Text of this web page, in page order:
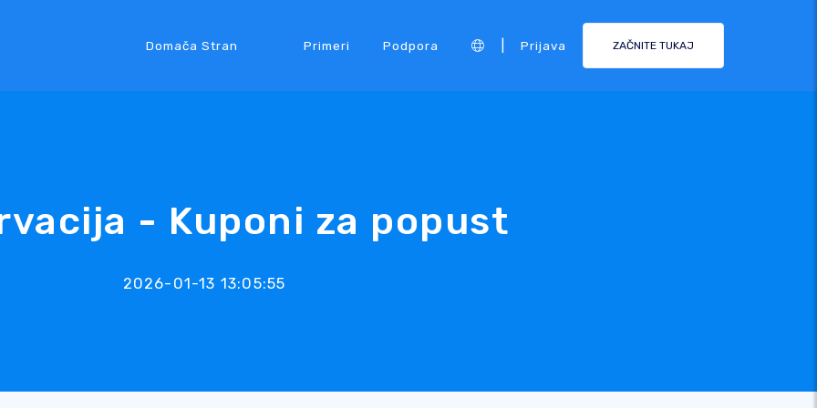
Domača Stran Primeri Podpora Prijava ZAČNITE TUKAJ
- Kuponi za popust
2026-01-13 13:05:55